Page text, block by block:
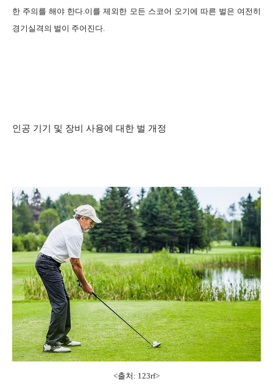
한 주의를 해야 한다.이를 제외한 모든 스코어 오기에 따른 벌은 여전히
경기실격의 벌이 주어진다.
인공 기기 및 장비 사용에 대한 벌 개정
<출처: 123rf>